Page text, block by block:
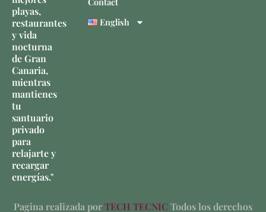
playas,
restaurantes
y vida
nocturna
de Gran
Canaria,
mientras
mantienes
tu
santuario
privado
para
relajarte y
recargar
energías."
English
Pagina realizada porTECH TECNIC Todos los derechos